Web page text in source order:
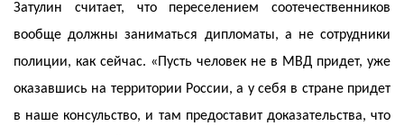
Затулин считает, что переселением соотечественников
вообще должны заниматься дипломаты, а не сотрудники
полиции, как сейчас. «Пусть человек не в МВД придет, уже
оказавшись на территории России, а у себя в стране придет
в наше консульство, и там предоставит доказательства, что